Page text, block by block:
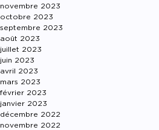
novembre 2023
octobre 2023
septembre 2023
août 2023
juillet 2023
juin 2023
avril 2023
mars 2023
février 2023
janvier 2023
décembre 2022
novembre 2022